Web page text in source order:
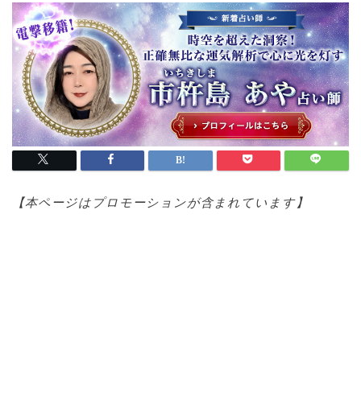
【本ページはプロモーションが含まれています】